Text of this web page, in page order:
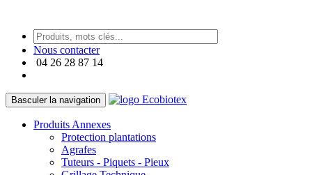
Nous contacter
04 26 28 87 14
Basculer la navigation
Produits Annexes
Protection plantations
Agrafes
Tuteurs - Piquets - Pieux